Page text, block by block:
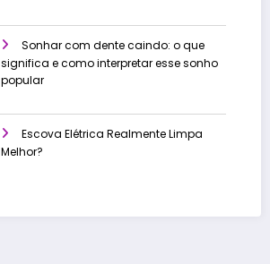
Sonhar com dente caindo: o que
significa e como interpretar esse sonho
popular
Escova Elétrica Realmente Limpa
Melhor?